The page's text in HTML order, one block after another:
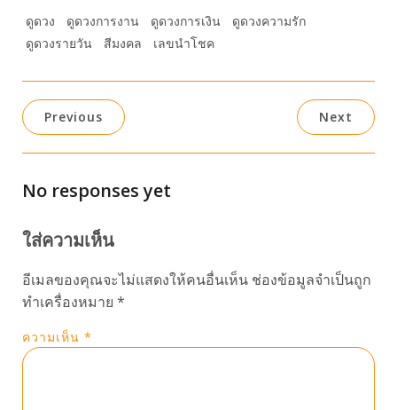
ดูดวง
ดูดวงการงาน ดูดวงการเงิน
ดูดวงความรัก
ดูดวงรายวัน
สีมงคล เลขนำโชค
Previous Next
No responses yet
ใส่ความเห็น
อีเมลของคุณจะไม่แสดงให้คนอื่นเห็น ช่องข้อมูลจำเป็นถูก
ทำเครื่องหมาย *
ความเห็น *